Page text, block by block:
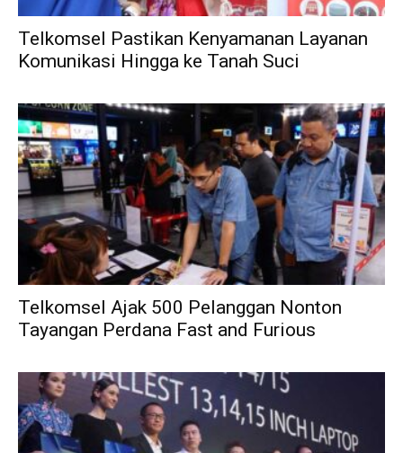
Telkomsel Pastikan Kenyamanan Layanan
Komunikasi Hingga ke Tanah Suci
Telkomsel Ajak 500 Pelanggan Nonton
Tayangan Perdana Fast and Furious